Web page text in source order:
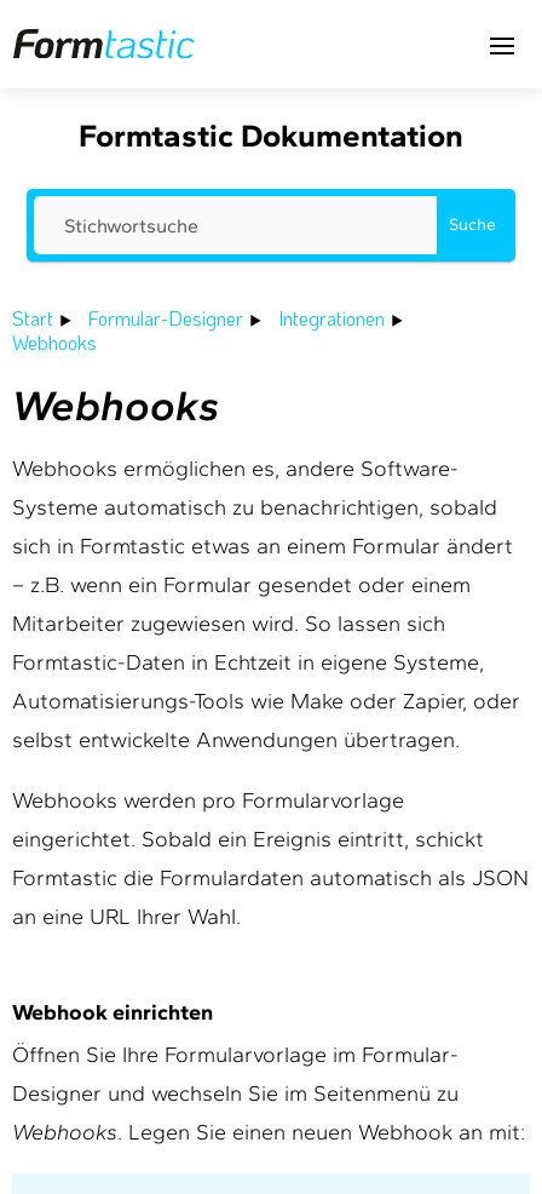
Formtastic Dokumentation
Suche
Start Formular-Designer
Integrationen
Webhooks
Webhooks
Webhooks ermöglichen es, andere Software-
Systeme automatisch zu benachrichtigen, sobald
sich in Formtastic etwas an einem Formular ändert
– z.B. wenn ein Formular gesendet oder einem
Mitarbeiter zugewiesen wird. So lassen sich
Formtastic-Daten in Echtzeit in eigene Systeme,
Automatisierungs-Tools wie Make oder Zapier, oder
selbst entwickelte Anwendungen übertragen.
Webhooks werden pro Formularvorlage
eingerichtet. Sobald ein Ereignis eintritt, schickt
Formtastic die Formulardaten automatisch als JSON
an eine URL Ihrer Wahl.
Webhook einrichten
Öffnen Sie Ihre Formularvorlage im Formular-
Designer und wechseln Sie im Seitenmenü zu
Webhooks. Legen Sie einen neuen Webhook an mit: